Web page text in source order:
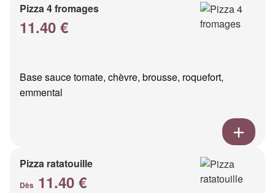
Pizza 4 fromages
11.40 €
Base sauce tomate, chèvre, brousse, roquefort,
emmental
Pizza ratatouille
Dès 11.40 €